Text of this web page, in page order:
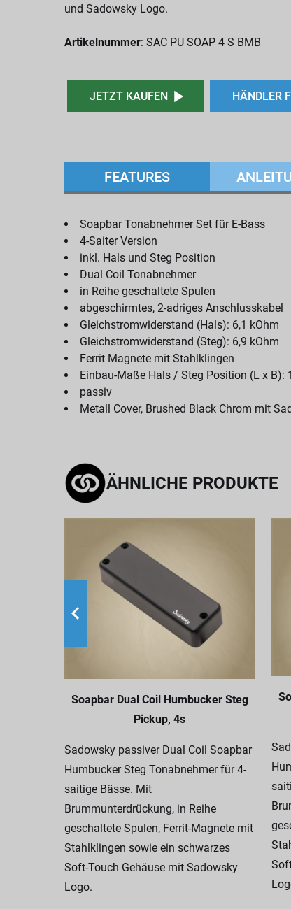
und Sadowsky Logo.
Artikelnummer: SAC PU SOAP 4 S BMB
JETZT KAUFEN HÄNDLER
FEATURES
Soapbar Tonabnehmer Set für E-Bass
4-Saiter Version
inkl. Hals und Steg Position
Dual Coil Tonabnehmer
in Reihe geschaltete Spulen
abgeschirmtes, 2-adriges Anschlusskabel
Gleichstromwiderstand (Hals): 6,1 kOhm
Gleichstromwiderstand (Steg): 6,9 kOhm
Ferrit Magnete mit Stahlklingen
Einbau-Maße Hals / Steg Position (L x B):
passiv
Metall Cover, Brushed Black Chrom mit
ÄHNLICHE PRODUKTE
Soapbar Dual Coil Humbucker Steg
Pickup, 4s
Sadowsky passiver Dual Coil Soapbar
Humbucker Steg Tonabnehmer für 4-
saitige Bässe. Mit
Brummunterdrückung, in Reihe
geschaltete Spulen, Ferrit-Magnete mit
Stahlklingen sowie ein schwarzes
Soft-Touch Gehäuse mit Sadowsky
Logo.